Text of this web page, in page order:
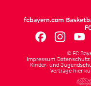
fcbayern.com
© FC
Impressum Datenschutz
Kinder- und
Verträge hier